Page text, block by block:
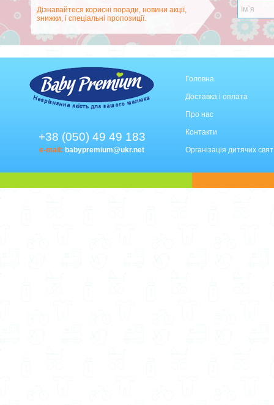
Дізнавайтеся корисні поради, новини акції,
знижки, і спеціальні пропозиції.
+38 (050) 49 49 183
e-mail: babypremium@ukr.net
Головна
Доставка і оплата
Про нас
Контакти
Організація дитячих свят